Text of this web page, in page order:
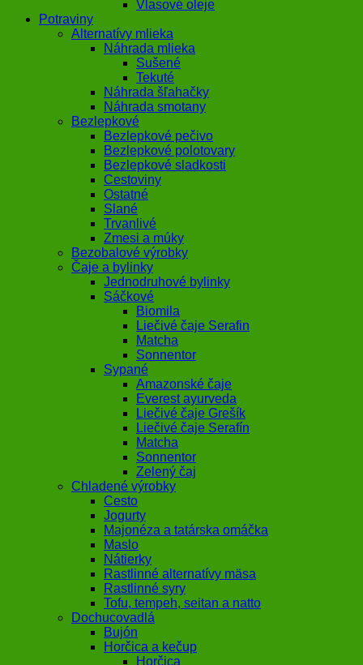
Vlasové oleje
Potraviny
Alternatívy mlieka
Náhrada mlieka
Sušené
Tekuté
Náhrada šľahačky
Náhrada smotany
Bezlepkové
Bezlepkové pečivo
Bezlepkové polotovary
Bezlepkové sladkosti
Cestoviny
Ostatné
Slané
Trvanlivé
Zmesi a múky
Bezobalové výrobky
Čaje a bylinky
Jednodruhové bylinky
Sáčkové
Biomila
Liečivé čaje Serafin
Matcha
Sonnentor
Sypané
Amazonské čaje
Everest ayurveda
Liečivé čaje Grešík
Liečivé čaje Serafín
Matcha
Sonnentor
Zelený čaj
Chladené výrobky
Cesto
Jogurty
Majonéza a tatárska omáčka
Maslo
Nátierky
Rastlinné alternatívy mäsa
Rastlinné syry
Tofu, tempeh, seitan a natto
Dochucovadlá
Bujón
Horčica a kečup
Horčica